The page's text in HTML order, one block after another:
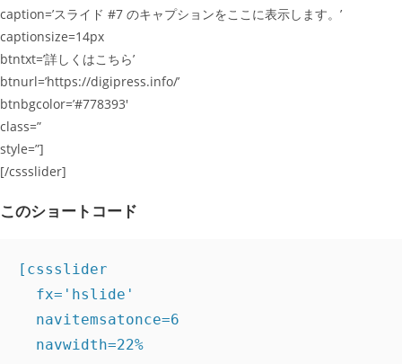
caption=’スライド #7 のキャプションをここに表示します。’
captionsize=14px
btntxt=’詳しくはこちら’
btnurl=’https://digipress.info/’
btnbgcolor=’#778393′
class=”
style=”]
[/cssslider]
このショートコード
[cssslider
  fx='hslide'
  navitemsatonce=6
  navwidth=22%